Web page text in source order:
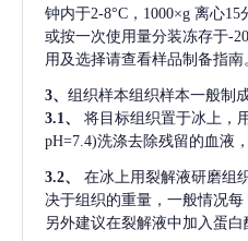
钟内于2-8°C，1000×g 离心
或按一次使用量分装冻存于-
用及选择请查看样品制备指南
3、 组织样本组织样本一般制
3.1、
将目标组织置于冰上，
pH=7.4)洗涤去除残留的血液
3.2、
在冰上用裂解液研磨组
决于组织的重量，一般情况每
另外建议在裂解液中加入蛋白